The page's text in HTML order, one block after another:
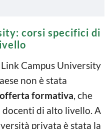
corsi specifici di
Campus University
non è stata
formativa, che
di alto livello. A
privata è stata la